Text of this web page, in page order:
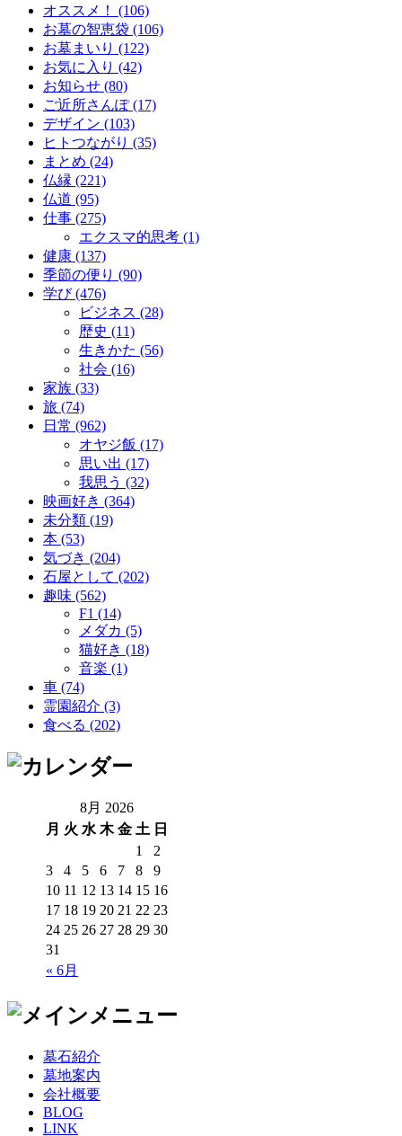
オススメ！ (106)
お墓の智恵袋 (106)
お墓まいり (122)
お気に入り (42)
お知らせ (80)
ご近所さんぽ (17)
デザイン (103)
ヒトつながり (35)
まとめ (24)
仏縁 (221)
仏道 (95)
仕事 (275)
エクスマ的思考 (1)
健康 (137)
季節の便り (90)
学び (476)
ビジネス (28)
歴史 (11)
生きかた (56)
社会 (16)
家族 (33)
旅 (74)
日常 (962)
オヤジ飯 (17)
思い出 (17)
我思う (32)
映画好き (364)
未分類 (19)
本 (53)
気づき (204)
石屋として (202)
趣味 (562)
F1 (14)
メダカ (5)
猫好き (18)
音楽 (1)
車 (74)
霊園紹介 (3)
食べる (202)
8月 2026
月 火 水 木 金 土 日
« 6月
1
2
3
4 5 6 7 8
9
10 11 12 13 14 15 16
17 18 19 20 21 22 23
24 25 26 27 28 29 30
31
墓石紹介
墓地案内
会社概要
BLOG
LINK